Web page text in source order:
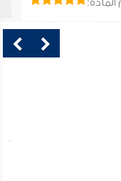
المادة: